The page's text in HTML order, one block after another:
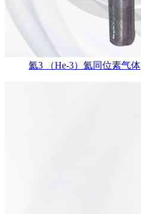
氦3 （He-3）氦同位素气体